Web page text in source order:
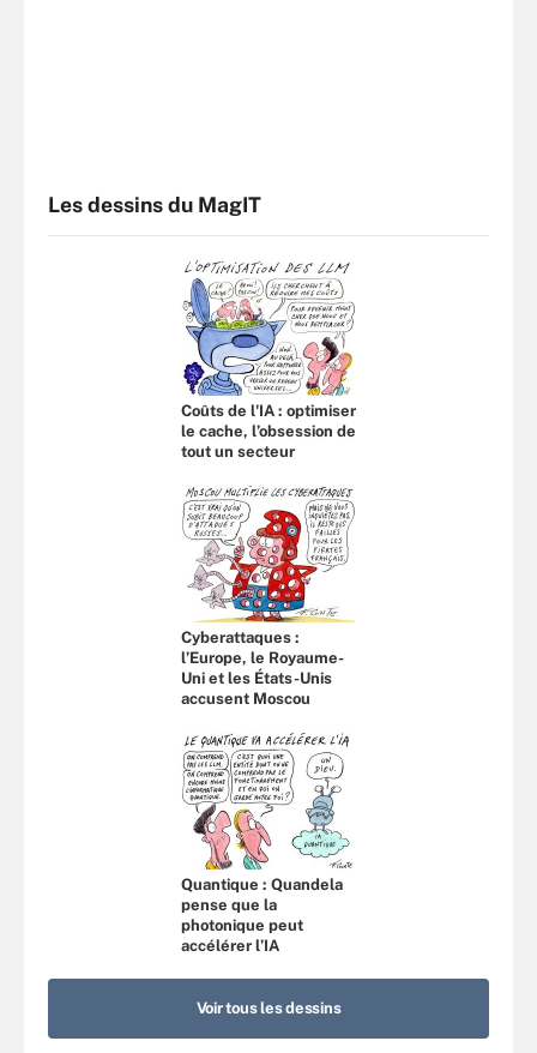
Les dessins du MagIT
Coûts de l'IA : optimiser
le cache, l’obsession de
tout un secteur
Cyberattaques :
l’Europe, le Royaume-
Uni et les États-Unis
accusent Moscou
Quantique : Quandela
pense que la
photonique peut
accélérer l’IA
Voir tous les dessins